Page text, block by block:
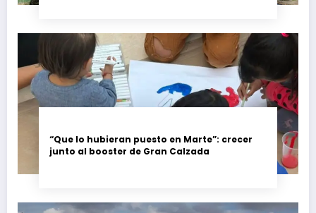
“Que lo hubieran puesto en Marte”: crecer
junto al booster de Gran Calzada